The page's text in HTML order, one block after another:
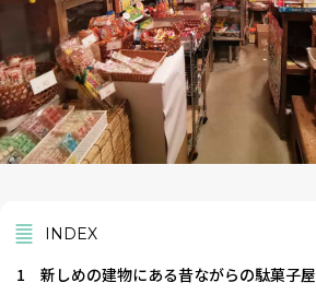
INDEX
1
新しめの建物にある昔ながらの駄菓子屋